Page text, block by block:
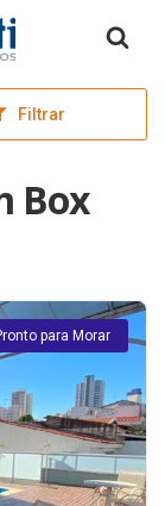
Filtrar
Box
para Morar